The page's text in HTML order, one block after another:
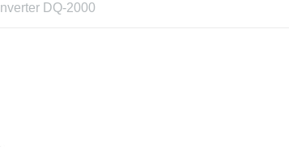
Inverter DQ-2000